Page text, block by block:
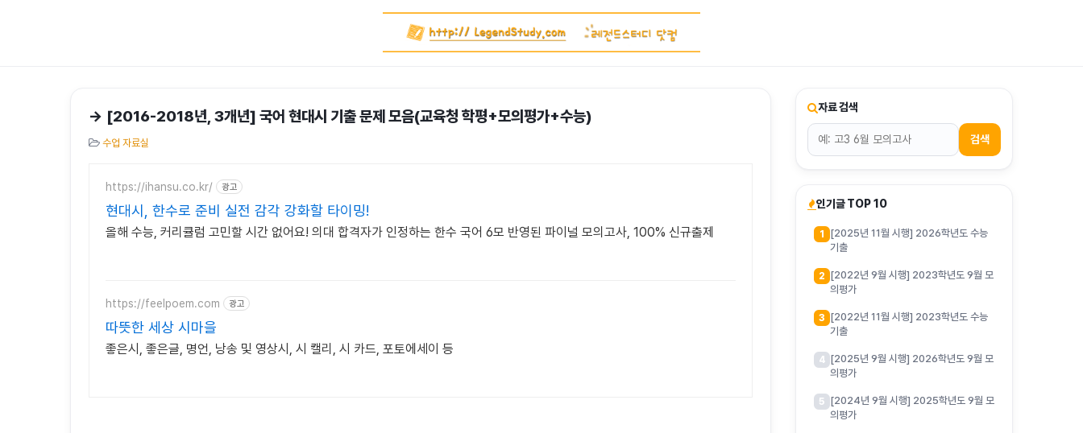
→ [2016-2018년, 3개년] 국어 현대시 기출 문제 모음(교육청 학평+모의평가+수능)
수업 자료실
https://ihansu.co.kr/ 광고
현대시, 한수로 준비 실전 감각 강화할 타이밍!
올해 수능, 커리큘럼 고민할 시간 없어요! 의대 합격자가 인정하는 한수 국어 6모 반영된 파이널 모의고사, 100% 신규출제
https://feelpoem.com 광고
따뜻한 세상 시마을
좋은시, 좋은글, 명언, 낭송 및 영상시, 시 캘리, 시 카드, 포토에세이 등
자료 검색
검색
인기글 TOP 10
1
[2025년 11월 시행] 2026학년도 수능
기출
2 [2022년 9월 시행] 2023학년도 9월 모
의평가
3 [2022년 11월 시행] 2023학년도 수능
기출
4 [2025년 9월 시행] 2026학년도 9월 모
의평가
5 [2024년 9월 시행] 2025학년도 9월 모
의평가